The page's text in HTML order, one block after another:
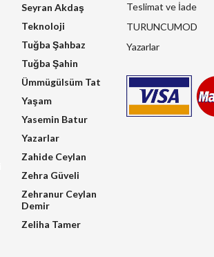
Seyran Akdaş
Teknoloji
Tuğba Şahbaz
Tuğba Şahin
Ümmügülsüm Tat
Yaşam
Yasemin Batur
Yazarlar
Zahide Ceylan
Zehra Güveli
Zehranur Ceylan
Demir
Zeliha Tamer
Teslimat ve İade
TURUNCUMOD
Yazarlar